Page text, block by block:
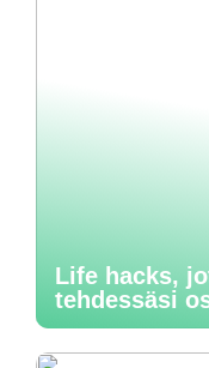
Life hacks,
tehdessäsi